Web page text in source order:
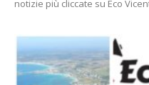
notizie più cliccate su Eco